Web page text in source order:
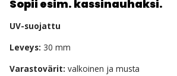
Sopii esim. kassinauhaksi.
UV-suojattu
Leveys: 30 mm
Varastovärit: valkoinen ja musta